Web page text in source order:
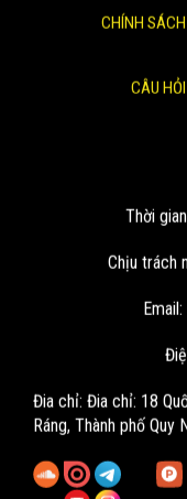
CHÍNH
CÂU
Thời
Chịu trách
Email:
Đia chỉ: Đia chỉ: 18
Ráng, Thành phố Quy